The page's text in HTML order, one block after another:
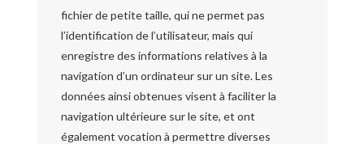
fichier de petite taille, qui ne permet pas
l’identification de l’utilisateur, mais qui
enregistre des informations relatives à la
navigation d’un ordinateur sur un site. Les
données ainsi obtenues visent à faciliter la
navigation ultérieure sur le site, et ont
également vocation à permettre diverses